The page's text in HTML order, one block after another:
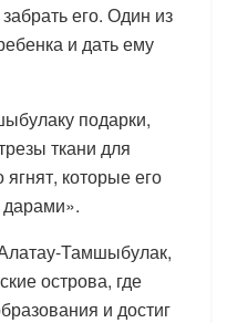
его. Один из
и дать ему
подарки,
ткани для
которые его
Тамшыбулак,
острова, где
и достиг